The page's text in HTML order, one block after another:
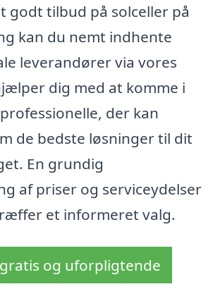
godt tilbud på solceller på
kan du nemt indhente
leverandører via vores
dig med at komme i
der kan
de bedste løsninger til dit
En grundig
af priser og serviceydelser
et informeret valg.
og uforpligtende